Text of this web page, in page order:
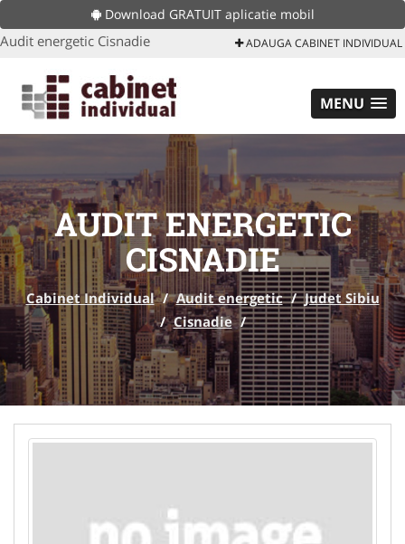
Download GRATUIT aplicatie mobil
Audit energetic Cisnadie ADAUGA CABINET INDIVIDUAL
MENU
AUDIT ENERGETIC
CISNADIE
Cabinet Individual / Audit energetic / Judet Sibiu
/ Cisnadie /